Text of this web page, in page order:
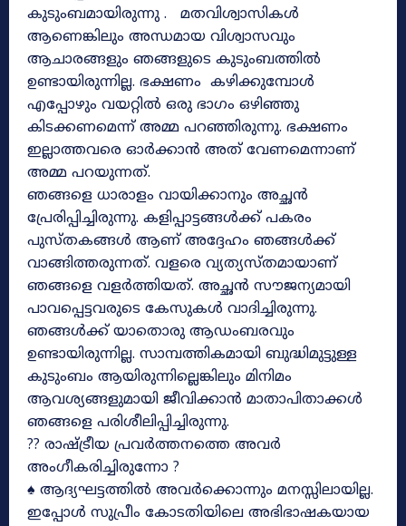
കുടുംബമായിരുന്നു . മതവിശ്വാസികൾ
ആണെങ്കിലും അന്ധമായ വിശ്വാസവും
ആചാരങ്ങളും ഞങ്ങളുടെ കുടുംബത്തിൽ
ഉണ്ടായിരുന്നില്ല. ഭക്ഷണം കഴിക്കുമ്പോൾ
എപ്പോഴും വയറ്റിൽ ഒരു ഭാഗം ഒഴിഞ്ഞു
കിടക്കണമെന്ന് അമ്മ പറഞ്ഞിരുന്നു. ഭക്ഷണം
ഇല്ലാത്തവരെ ഓർക്കാൻ അത് വേണമെന്നാണ്
അമ്മ പറയുന്നത്.
ഞങ്ങളെ ധാരാളം വായിക്കാനും അച്ഛൻ
പ്രേരിപ്പിച്ചിരുന്നു. കളിപ്പാട്ടങ്ങൾക്ക് പകരം
പുസ്തകങ്ങൾ ആണ് അദ്ദേഹം ഞങ്ങൾക്ക്
വാങ്ങിത്തരുന്നത്. വളരെ വ്യത്യസ്തമായാണ്
ഞങ്ങളെ വളർത്തിയത്. അച്ഛൻ സൗജന്യമായി
പാവപ്പെട്ടവരുടെ കേസുകൾ വാദിച്ചിരുന്നു.
ഞങ്ങൾക്ക് യാതൊരു ആഡംബരവും
ഉണ്ടായിരുന്നില്ല. സാമ്പത്തികമായി ബുദ്ധിമുട്ടുള്ള
കുടുംബം ആയിരുന്നില്ലെങ്കിലും മിനിമം
ആവശ്യങ്ങളുമായി ജീവിക്കാൻ മാതാപിതാക്കൾ
ഞങ്ങളെ പരിശീലിപ്പിച്ചിരുന്നു.
?? രാഷ്ട്രീയ പ്രവർത്തനത്തെ അവർ
അംഗീകരിച്ചിരുന്നോ ?
♠ ആദ്യഘട്ടത്തിൽ അവർക്കൊന്നും മനസ്സിലായില്ല.
ഇപ്പോൾ സുപ്രീം കോടതിയിലെ അഭിഭാഷകയായ